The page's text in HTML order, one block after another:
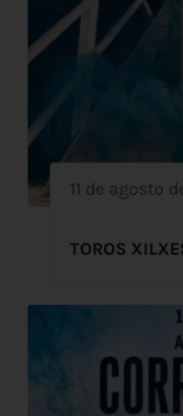
11 de agosto
TOROS